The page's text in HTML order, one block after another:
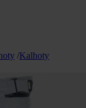
/Kalhoty